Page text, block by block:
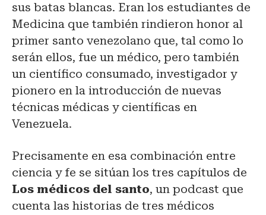
sus batas blancas. Eran los estudiantes de
Medicina que también rindieron honor al
primer santo venezolano que, tal como lo
serán ellos, fue un médico, pero también
un científico consumado, investigador y
pionero en la introducción de nuevas
técnicas médicas y científicas en
Venezuela.
Precisamente en esa combinación entre
ciencia y fe se sitúan los tres capítulos de
Los médicos del santo, un podcast que
cuenta las historias de tres médicos